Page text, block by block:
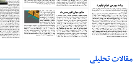
مقالات تحلیلی